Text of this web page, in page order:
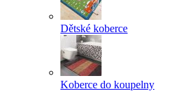
Dětské koberce
Koberce do koupelny